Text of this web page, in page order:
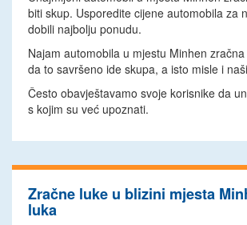
biti skup. Usporedite cijene automobila za
dobili najbolju ponudu.
Najam automobila u mjestu Minhen
da to savršeno ide skupa, a isto misle i
Često obavještavamo svoje korisnike da
s kojim su već upoznati.
Zračne luke u blizini mjesta
luka